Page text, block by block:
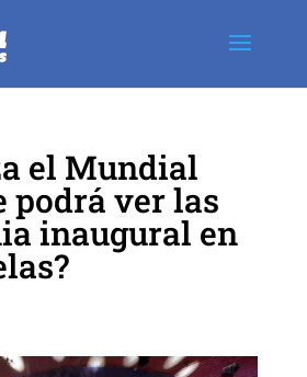
el Mundial
podrá ver las
inaugural en